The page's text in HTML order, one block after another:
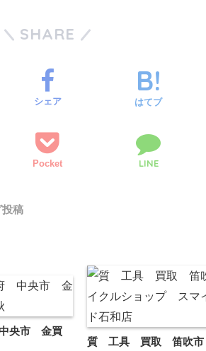
SHARE
シェア はてブ
Pocket LINE
稿
央市 金買
質 工具 買取 笛吹市